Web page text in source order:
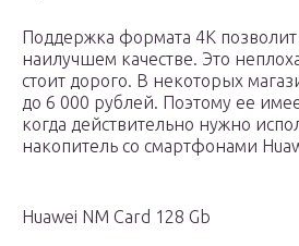
Поддержка формата 4K позволит
наилучшем качестве. Это
стоит дорого. В некоторых
до 6 000 рублей. Поэтому ее
когда действительно нужно
накопитель со смартфонами
Huawei NM Card 128 Gb